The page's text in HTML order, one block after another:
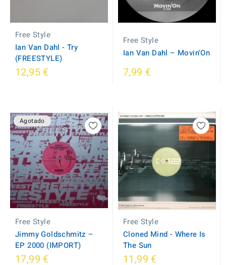
Free Style
Ian Van Dahl - Try
(FREESTYLE)
12,95 €
Free Style
Ian Van Dahl ‎– Movin'On
7,99 €
Agotado
Free Style
Jimmy Goldschmitz ‎–
EP 2000 (IMPORT)
17,99 €
Free Style
Cloned Mind - Where Is
The Sun
11,99 €